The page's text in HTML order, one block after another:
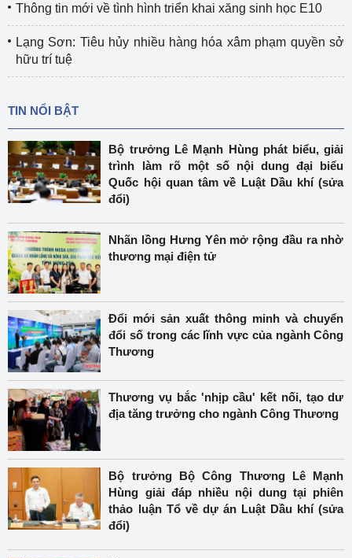
Thông tin mới về tình hình triển khai xăng sinh học E10
Lạng Sơn: Tiêu hủy nhiều hàng hóa xâm phạm quyền sở
hữu trí tuệ
TIN NỔI BẬT
Bộ trưởng Lê Mạnh Hùng phát biểu, giải
trình làm rõ một số nội dung đại biểu
Quốc hội quan tâm về Luật Dầu khí (sửa
đổi)
Nhãn lồng Hưng Yên mở rộng đầu ra nhờ
thương mại điện tử
Đổi mới sản xuất thông minh và chuyển
đổi số trong các lĩnh vực của ngành Công
Thương
Thương vụ bắc 'nhịp cầu' kết nối, tạo dư
địa tăng trưởng cho ngành Công Thương
Bộ trưởng Bộ Công Thương Lê Mạnh
Hùng giải đáp nhiều nội dung tại phiên
thảo luận Tổ về dự án Luật Dầu khí (sửa
đổi)